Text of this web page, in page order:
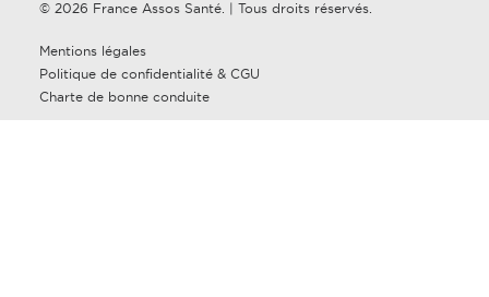
© 2026 France Assos Santé. | Tous droits réservés.
Mentions légales
Politique de confidentialité & CGU
Charte de bonne conduite